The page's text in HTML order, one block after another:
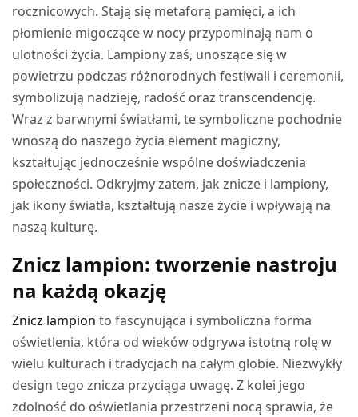
rocznicowych. Stają się metaforą pamięci, a ich
płomienie migoczące w nocy przypominają nam o
ulotności życia. Lampiony zaś, unoszące się w
powietrzu podczas różnorodnych festiwali i ceremonii,
symbolizują nadzieję, radość oraz transcendencję.
Wraz z barwnymi światłami, te symboliczne pochodnie
wnoszą do naszego życia element magiczny,
kształtując jednocześnie wspólne doświadczenia
społeczności. Odkryjmy zatem, jak znicze i lampiony,
jak ikony światła, kształtują nasze życie i wpływają na
naszą kulturę.
Znicz lampion: tworzenie nastroju
na każdą okazję
Znicz lampion to fascynująca i symboliczna forma
oświetlenia, która od wieków odgrywa istotną rolę w
wielu kulturach i tradycjach na całym globie. Niezwykły
design tego znicza przyciąga uwagę. Z kolei jego
zdolność do oświetlania przestrzeni nocą sprawia, że